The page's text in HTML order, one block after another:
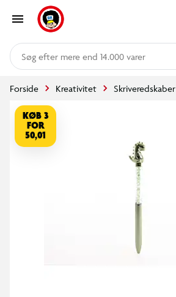
mere end 14.000 varer
Forside Kreativitet Skriveredskaber
KØB 3
FOR
50,01